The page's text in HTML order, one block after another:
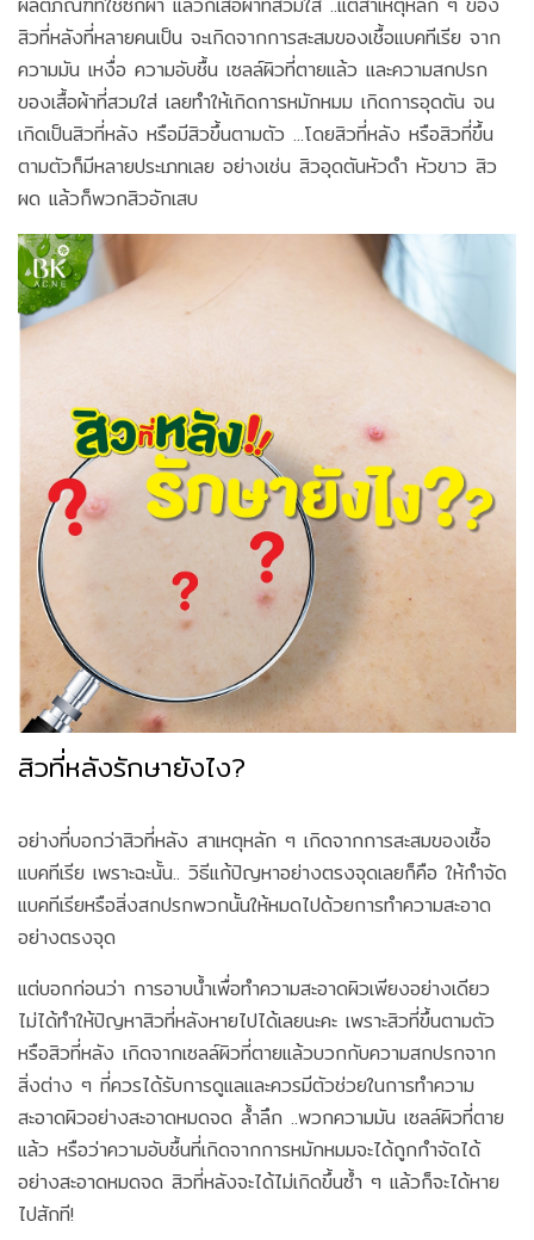
สิวที่หลังที่หลายคนเป็น จะเกิดจากการสะสมของเชื้อแบคทีเรีย จาก
ความมัน เหงื่อ ความอับชื้น เซลล์ผิวที่ตายแล้ว และความสกปรก
ของเสื้อผ้าที่สวมใส่ เลยทำให้เกิดการหมักหมม เกิดการอุดตัน จน
เกิดเป็นสิวที่หลัง หรือมีสิวขึ้นตามตัว ...โดยสิวที่หลัง หรือสิวที่ขึ้น
ตามตัวก็มีหลายประเภทเลย อย่างเช่น สิวอุดตันหัวดำ หัวขาว สิว
ผด แล้วก็พวกสิวอักเสบ
สิวที่หลังรักษายังไง?
อย่างที่บอกว่าสิวที่หลัง สาเหตุหลัก ๆ เกิดจากการสะสมของเชื้อ
แบคทีเรีย เพราะฉะนั้น.. วิธีแก้ปัญหาอย่างตรงจุดเลยก็คือ ให้กำจัด
แบคทีเรียหรือสิ่งสกปรกพวกนั้นให้หมดไปด้วยการทำความสะอาด
อย่างตรงจุด
แต่บอกก่อนว่า การอาบน้ำเพื่อทำความสะอาดผิวเพียงอย่างเดียว
ไม่ได้ทำให้ปัญหาสิวที่หลังหายไปได้เลยนะคะ เพราะสิวที่ขึ้นตามตัว
หรือสิวที่หลัง เกิดจากเซลล์ผิวที่ตายแล้วบวกกับความสกปรกจาก
สิ่งต่าง ๆ ที่ควรได้รับการดูแลและควรมีตัวช่วยในการทำความ
สะอาดผิวอย่างสะอาดหมดจด ล้ำลึก ..พวกความมัน เซลล์ผิวที่ตาย
แล้ว หรือว่าความอับชื้นที่เกิดจากการหมักหมมจะได้ถูกกำจัดได้
อย่างสะอาดหมดจด สิวที่หลังจะได้ไม่เกิดขึ้นซ้ำ ๆ แล้วก็จะได้หาย
ไปสักที!